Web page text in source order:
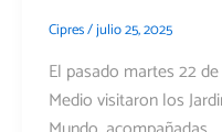
Cipres/julio 25, 2025
El pasado martes 22
Medio visitaron los